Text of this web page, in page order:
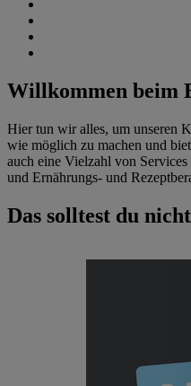
Willkommen beim
Hier tun wir alles, um unseren
wie möglich zu machen und
auch eine Vielzahl von
und Ernährungs- und
Das solltest du